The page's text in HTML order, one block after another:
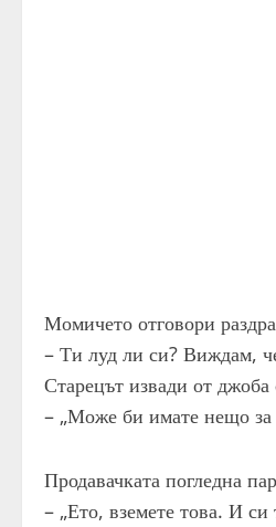
Момичето отговори
– Ти луд ли си? Виждам,
Старецът извади от
– „Може би имате нещо за
Продавачката погледна
– „Ето, вземете това. И си